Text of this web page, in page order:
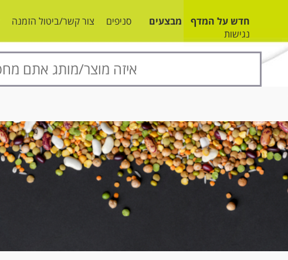
חדש על המדף מבצעים סניפים צור קשר/ביטול הזמנה
נגישות